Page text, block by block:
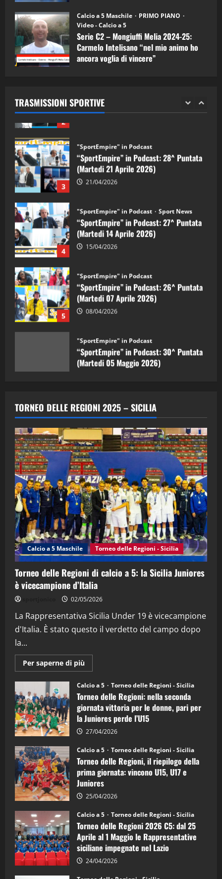
Calcio a 5 Maschile
PRIMO PIANO
Video - Calcio a 5
Serie C2 – Mongiuffi Melia 2024-25:
Carmelo Intelisano “nel mio animo ho
ancora voglia di vincere”
TRASMISSIONI SPORTIVE
1
“SportEmpire” in Podcast: 30^ Puntata
(Martedi 05 Maggio 2026)
08/05/2026
2 28/04/2026
3
“SportEmpire” in Podcast: 28^ Puntata
(Martedi 21 Aprile 2026)
21/04/2026
4
“SportEmpire” in Podcast: 27^ Puntata
(Martedi 14 Aprile 2026)
15/04/2026
5
“SportEmpire” in Podcast: 26^ Puntata
(Martedi 07 Aprile 2026)
08/04/2026
“SportEmpire” in Podcast: 30^ Puntata
(Martedi 05 Maggio 2026)
08/05/2026
2
“SportEmpire” in Podcast: 29^ Puntata
(Martedi 28 Aprile 2026)
3
"SportEmpire" in Podcast
“SportEmpire” in Podcast: 28^ Puntata
(Martedi 21 Aprile 2026)
21/04/2026
4
"SportEmpire" in Podcast Sport News
“SportEmpire” in Podcast: 27^ Puntata
(Martedi 14 Aprile 2026)
15/04/2026
"SportEmpire" in Podcast
“SportEmpire” in Podcast: 26^ Puntata
08/04/2026
TORNEO DELLE REGIONI 2025 – SICILIA
Calcio a 5 Maschile Torneo delle Regioni - Sicilia
Torneo delle Regioni di calcio a 5: la Sicilia Juniores
è vicecampione d’Italia
02/05/2026
La Rappresentativa Sicilia Under 19 è vicecampione
d'Italia. È stato questo il verdetto del campo dopo
la...
Per saperne di più
informazioni
Torneo
delle
Regioni
di
calcio
a
5:
la
Juniores
è
vicecampione
d’Italia
Calcio a 5 Torneo delle Regioni - Sicilia
Torneo delle Regioni: nella seconda
giornata vittoria per le donne, pari per
la Juniores perde l’U15
27/04/2026
Calcio a 5 Torneo delle Regioni - Sicilia
Torneo delle Regioni, il riepilogo della
prima giornata: vincono U15, U17 e
Juniores
25/04/2026
Calcio a 5 Torneo delle Regioni - Sicilia
Torneo delle Regioni 2026 C5: dal 25
Aprile al 1 Maggio le Rappresentative
siciliane impegnate nel Lazio
24/04/2026